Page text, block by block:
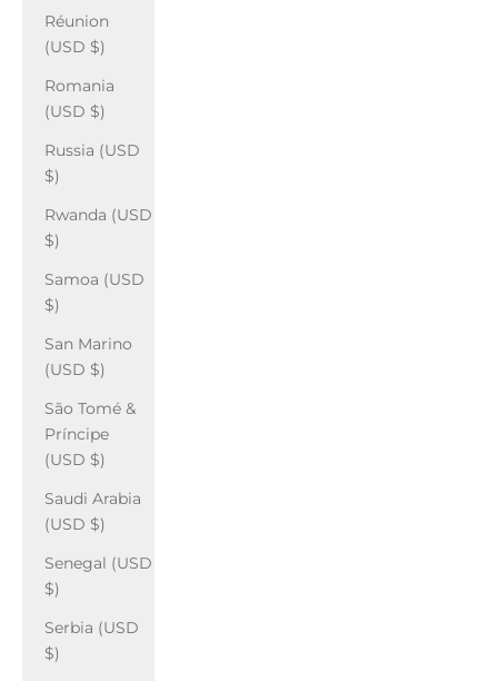
Réunion
(USD $)
Romania
(USD $)
Russia (USD
$)
Rwanda (USD
$)
Samoa (USD
$)
San Marino
(USD $)
São Tomé &
Príncipe
(USD $)
Saudi Arabia
(USD $)
Senegal (USD
$)
Serbia (USD
$)